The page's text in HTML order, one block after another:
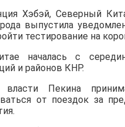
Хэбэй, Северный
выпустила
тестирование на
началась с
и районов КНР.
власти Пекина
от поездок за